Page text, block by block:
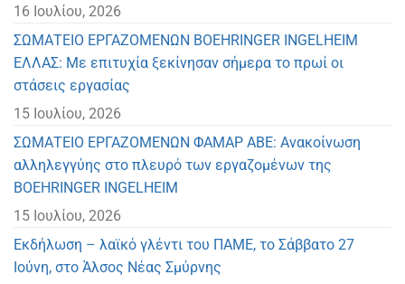
16 Ιουλίου, 2026
ΣΩΜΑΤΕΙΟ ΕΡΓΑΖΟΜΕΝΩΝ BOEHRINGER INGELHEIM
ΕΛΛΑΣ: Με επιτυχία ξεκίνησαν σήμερα το πρωί οι
στάσεις εργασίας
15 Ιουλίου, 2026
ΣΩΜΑΤΕΙΟ ΕΡΓΑΖΟΜΕΝΩΝ ΦΑΜΑΡ ΑΒΕ: Ανακοίνωση
αλληλεγγύης στο πλευρό των εργαζομένων της
BOEHRINGER INGELHEIM
15 Ιουλίου, 2026
Eκδήλωση – λαϊκό γλέντι του ΠΑΜΕ, το Σάββατο 27
Ιούνη, στο Άλσος Νέας Σμύρνης